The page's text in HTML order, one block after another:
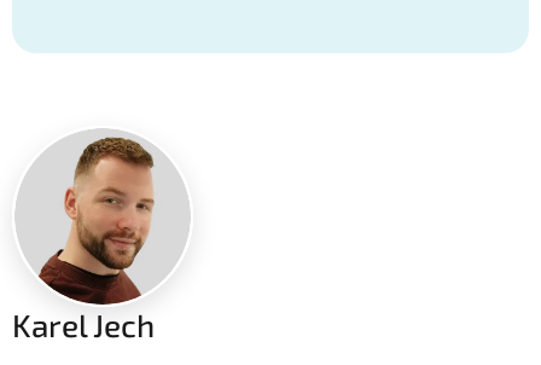
Karel Jech